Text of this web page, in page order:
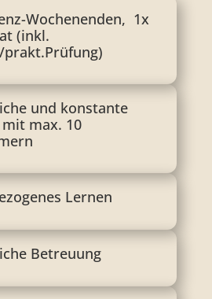
Wochenenden, 1x
(inkl.
und konstante
max. 10
Lernen
Betreuung